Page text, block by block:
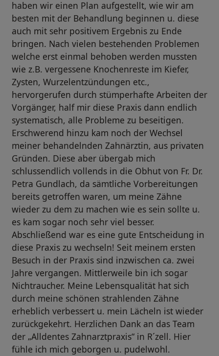
haben wir einen Plan aufgestellt, wie wir am
besten mit der Behandlung beginnen u. diese
auch mit sehr positivem Ergebnis zu Ende
bringen. Nach vielen bestehenden Problemen
welche erst einmal behoben werden mussten
wie z.B. vergessene Knochenreste im Kiefer,
Zysten, Wurzelentzündungen etc.,
hervorgerufen durch stümperhafte Arbeiten der
Vorgänger, half mir diese Praxis dann endlich
systematisch, alle Probleme zu beseitigen.
Erschwerend hinzu kam noch der Wechsel
meiner behandelnden Zahnärztin, aus privaten
Gründen. Diese aber übergab mich
schlussendlich vollends in die Obhut von Fr. Dr.
Petra Gundlach, da sämtliche Vorbereitungen
bereits getroffen waren, um meine Zähne
wieder zu dem zu machen wie es sein sollte u.
es kam sogar noch sehr viel besser.
Abschließend war es eine gute Entscheidung in
diese Praxis zu wechseln! Seit meinem ersten
Besuch in der Praxis sind inzwischen ca. zwei
Jahre vergangen. Mittlerweile bin ich sogar
Nichtraucher. Meine Lebensqualität hat sich
durch meine schönen strahlenden Zähne
erheblich verbessert u. mein Lächeln ist wieder
zurückgekehrt. Herzlichen Dank an das Team
der „Alldentes Zahnarztpraxis“ in R´zell. Hier
fühle ich mich geborgen u. pudelwohl.